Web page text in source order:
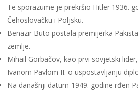
Te sporazume je prekršio Hitler 1936.
Čehoslovačku i Poljsku.
Benazir Buto postala premijerka
zemlje.
Mihail Gorbačov, kao prvi sovjetski
Ivanom Pavlom II. o uspostavljanju
Na današnji datum 1949. godine rđen